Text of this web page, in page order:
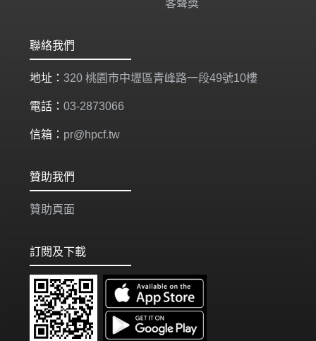
客聲獎
聯絡我們
地址： 320 桃園市中壢區青峰路一段49號10樓
電話： 03-2873066
信箱： pr@hpcf.tw
贊助我們
贊助頁面
訂閱及下載